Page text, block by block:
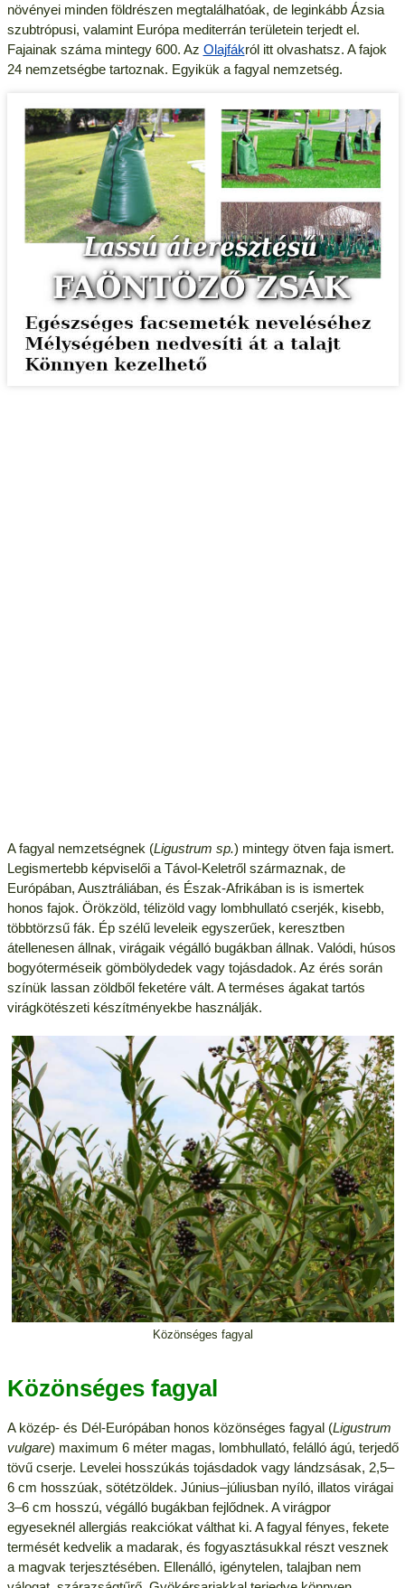
növényei minden földrészen megtalálhatóak, de leginkább Ázsia
szubtrópusi, valamint Európa mediterrán területein terjedt el.
Fajainak száma mintegy 600. Az Olajfákról itt olvashatsz. A fajok
24 nemzetségbe tartoznak. Egyikük a fagyal nemzetség.
A fagyal nemzetségnek (Ligustrum sp.) mintegy ötven faja ismert.
Legismertebb képviselői a Távol-Keletről származnak, de
Európában, Ausztráliában, és Észak-Afrikában is is ismertek
honos fajok. Örökzöld, télizöld vagy lombhullató cserjék, kisebb,
többtörzsű fák. Ép szélű leveleik egyszerűek, keresztben
átellenesen állnak, virágaik végálló bugákban állnak. Valódi, húsos
bogyóterméseik gömbölydedek vagy tojásdadok. Az érés során
színük lassan zöldből feketére vált. A terméses ágakat tartós
virágkötészeti készítményekbe használják.
Közönséges fagyal
Közönséges fagyal
A közép- és Dél-Európában honos közönséges fagyal (Ligustrum
vulgare) maximum 6 méter magas, lombhullató, felálló ágú, terjedő
tövű cserje. Levelei hosszúkás tojásdadok vagy lándzsásak, 2,5–
6 cm hosszúak, sötétzöldek. Június–júliusban nyíló, illatos virágai
3–6 cm hosszú, végálló bugákban fejlődnek. A virágpor
egyeseknél allergiás reakciókat válthat ki. A fagyal fényes, fekete
termését kedvelik a madarak, és fogyasztásukkal részt vesznek
a magvak terjesztésében. Ellenálló, igénytelen, talajban nem